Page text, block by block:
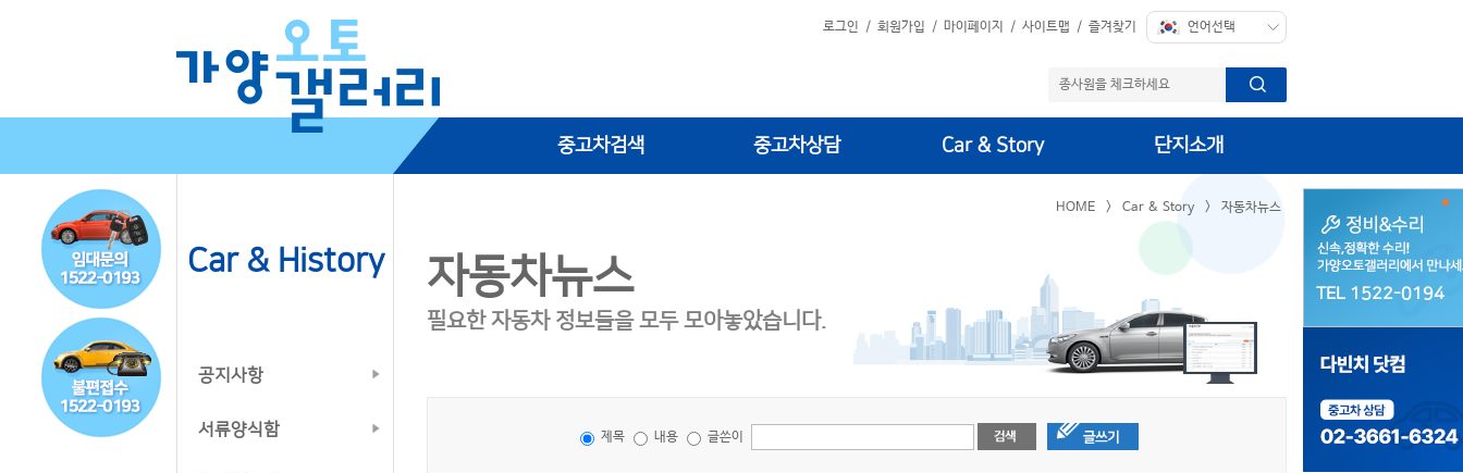
로그인 / 회원가입 / 마이페이지 / 사이트맵 / 즐겨찾기
중고차검색 중고차상담 Car & Story 단지소개
Car & History
공지사항
서류양식함
HOME > Car & Story > 자동차뉴스
자동차뉴스
필요한 자동차 정보들을 모두 모아놓았습니다.
제목 내용 글쓴이
TEL 1522-0194